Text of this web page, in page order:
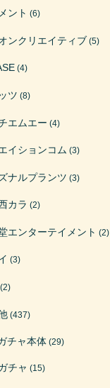
ント (6)
ンクリエイティブ (5)
(4)
ツ (8)
エムエー (4)
イションコム (3)
ナルプランツ (3)
カラ (2)
エンターテイメント (2)
(3)
(2)
(437)
チャ本体 (29)
チャ (15)